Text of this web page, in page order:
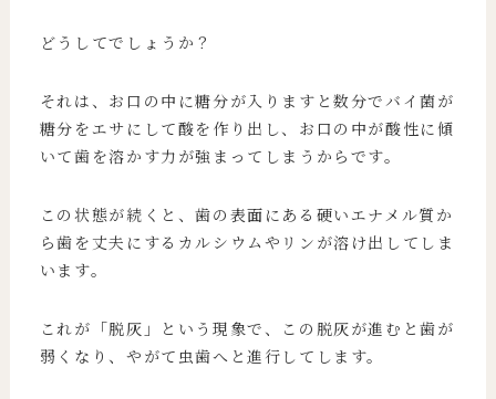
どうしてでしょうか？
それは、お口の中に糖分が入りますと数分でバイ菌が
糖分をエサにして酸を作り出し、お口の中が酸性に傾
いて歯を溶かす力が強まってしまうからです。
この状態が続くと、歯の表面にある硬いエナメル質か
ら歯を丈夫にするカルシウムやリンが溶け出してしま
います。
これが「脱灰」という現象で、この脱灰が進むと歯が
弱くなり、やがて虫歯へと進行してします。